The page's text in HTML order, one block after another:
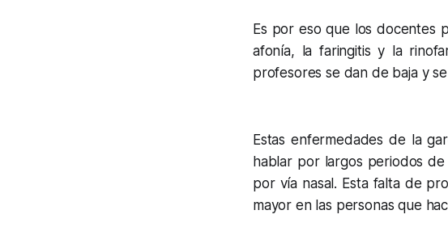
Es por eso que los docentes
afonía, la faringitis y la
profesores se dan de baja y
Estas enfermedades de la
hablar por largos periodos
por vía nasal. Esta falta de
mayor en las personas que